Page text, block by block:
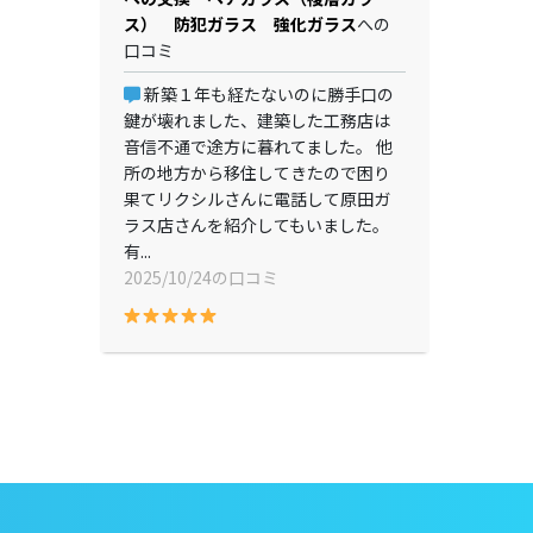
ス） 防犯ガラス 強化ガラスへの
口コミ
新築１年も経たないのに勝手口の
鍵が壊れました、建築した工務店は
音信不通で途方に暮れてました。 他
所の地方から移住してきたので困り
果てリクシルさんに電話して原田ガ
ラス店さんを紹介してもいました。
有...
2025/10/24の口コミ